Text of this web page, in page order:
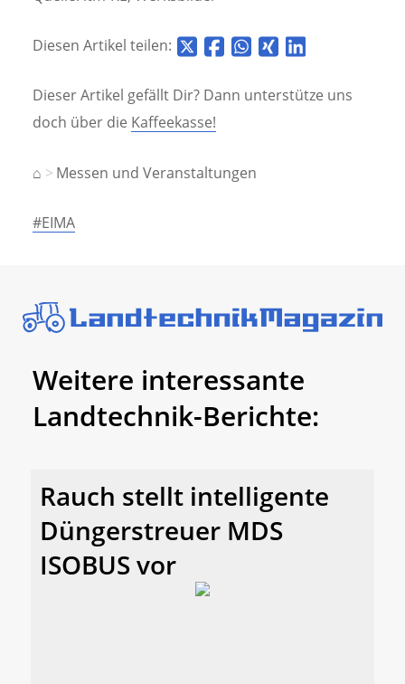
Diesen Artikel teilen:
Dieser Artikel gefällt Dir? Dann unterstütze uns
doch über die Kaffeekasse!
⌂ Messen und Veranstaltungen
#EIMA
Weitere interessante
Landtechnik-Berichte:
Rauch stellt intelligente
Düngerstreuer MDS
ISOBUS vor